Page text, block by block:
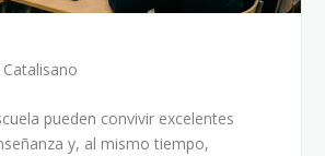
pueden convivir excelentes
y, al mismo tiempo,